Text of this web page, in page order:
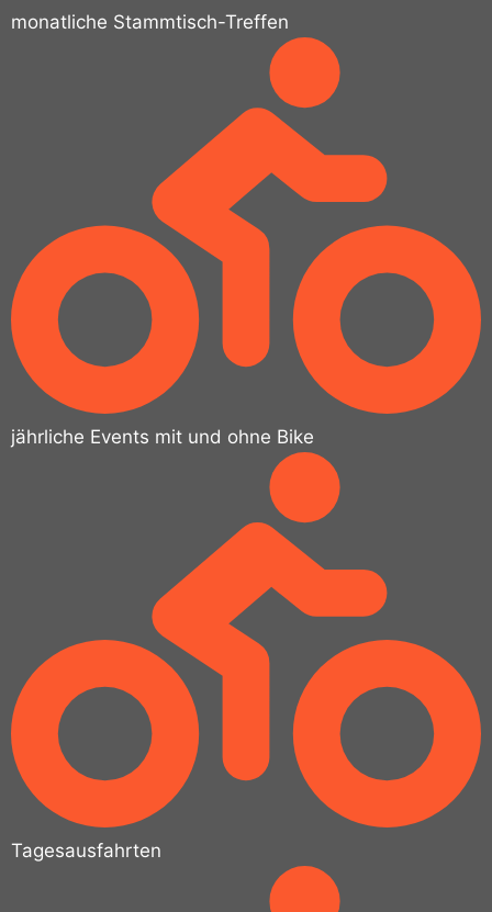
monatliche Stammtisch-Treffen
jährliche Events mit und ohne Bike
Tagesausfahrten